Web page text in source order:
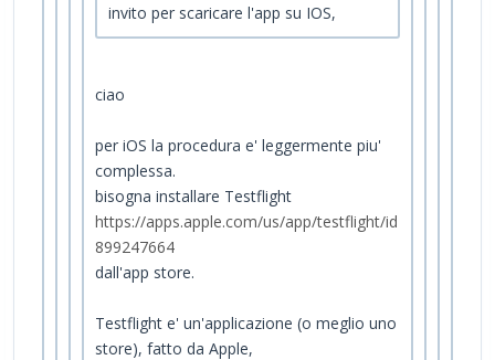
invito per scaricare l'app su IOS,
ciao
per iOS la procedura e' leggermente piu'
complessa.
bisogna installare Testflight
https://apps.apple.com/us/app/testflight/id
899247664
dall'app store.
Testflight e' un'applicazione (o meglio uno
store), fatto da Apple,